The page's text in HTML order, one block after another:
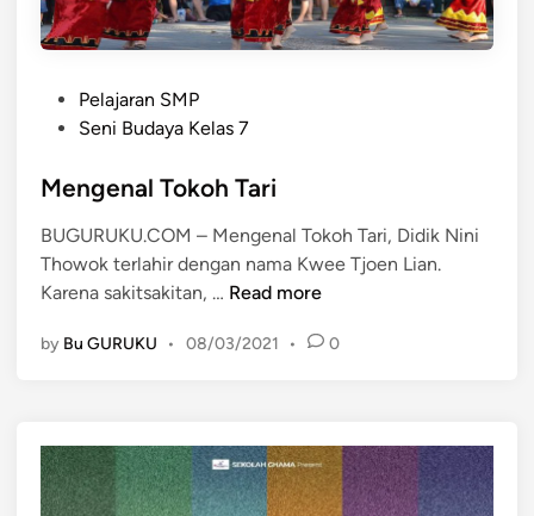
a
k
r
d
n
g
a
T
a
P
e
t
d
n
Pelajaran SMP
Seni Budaya Kelas 7
Mengenal Tokoh Tari
BUGURUKU.COM – Mengenal Tokoh Tari, Didik Nini
Thowok terlahir dengan nama Kwee Tjoen Lian.
Karena sakitsakitan, … M
n
a
l
Read more
by Bu GURUKU • 08/03/2021 • 0